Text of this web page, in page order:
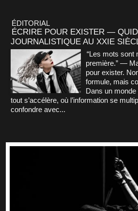
ÉDITORIAL
ÉCRIRE POUR EXISTER —
JOURNALISTIQUE AU XXIE
“Les mots sont
première.” —
pour exister.
formule, mais
Dans un
tout s’accélère, où l’information se
confondre avec...